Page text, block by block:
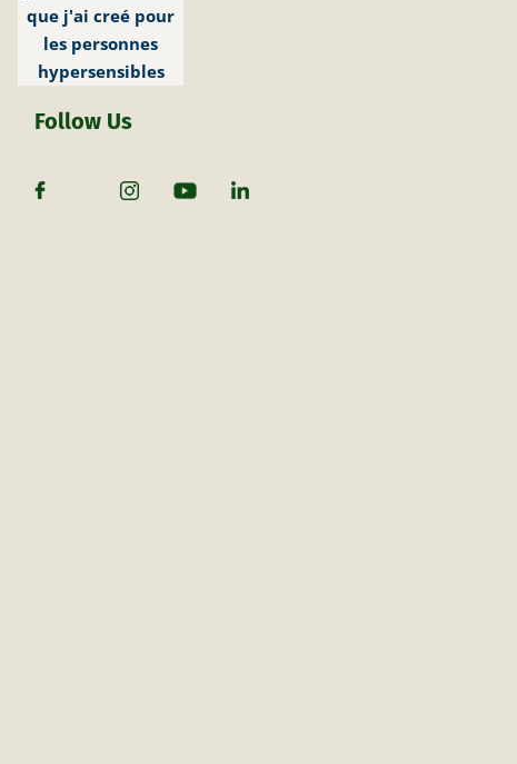
que j'ai creé pour
les personnes
hypersensibles
Follow Us